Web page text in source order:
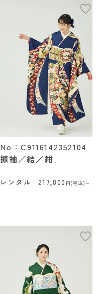
No：C9116142352104
振袖／結／紺
レンタル 217,800 円(税込)～